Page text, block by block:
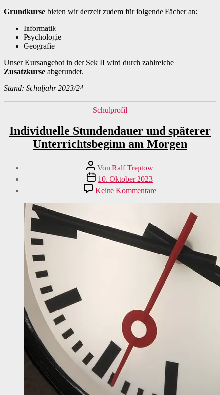
Grundkurse bieten wir derzeit zudem für folgende Fächer an:
Informatik
Psychologie
Geografie
Unser Kursangebot in der Sek II wird durch zahlreiche
Zusatzkurse abgerundet.
Stand: Schuljahr 2023/24
Kategorien
Schulprofil
Individuelle Stundendauer und späterer
Unterrichtsbeginn am Morgen
Beitragsautor
Von Ralf Treptow
Veröffentlichungsdatum
10. Oktober 2023
Keine Kommentarezu
Individuelle
Stundendauer
Unterrichtsbeginn
am
Morgen